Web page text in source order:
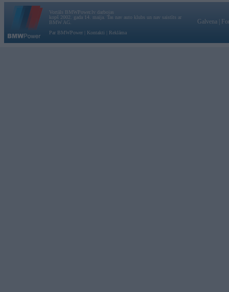
Vortāls BMWPower.lv darbojas
kopš 2002. gada 14. maija. Tas nav auto klubs un nav saistīts ar
BMW AG.
Par BMWPower
Kontakti Reklāma
Galvena